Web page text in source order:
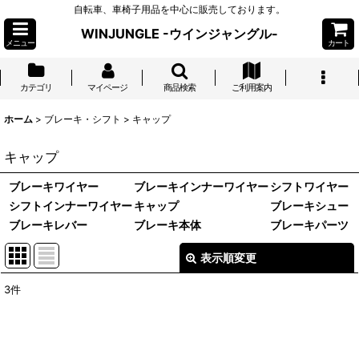
自転車、車椅子用品を中心に販売しております。
メニュー
WINJUNGLE -ウインジャングル-
カート
カテゴリ マイページ 商品検索 ご利用案内
ホーム > ブレーキ・シフト > キャップ
キャップ
ブレーキワイヤー ブレーキインナーワイヤーシフトワイヤー
シフトインナーワイヤーキャップ
ブレーキシュー
ブレーキレバー
ブレーキ本体 ブレーキパーツ
表示順変更
3件